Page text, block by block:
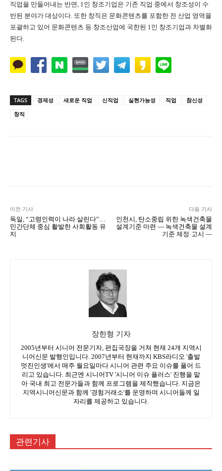
직업을 만들어내는 반면, 1인 창조기업은 기존 직업 중에서 창조성이 수
반된 분야가 대상이다. 또한 창직은 문화콘텐츠를 포함한 전 산업 영역을
포괄하고 있어 문화콘텐츠 등 창조산업에 국한된 1인 창조기업과 차별화
된다.
TAGS 경제성 새로운 직업 신직업 실현가능성 직업
참신성
창직
이전 기사
독일, “고령인력이 나라 살린다”…
민간단체 중심 활발한 사회활동 유
지
다음 기사
인천시, 탄소중립 위한 녹색건축물
설계기준 마련 — 녹색건축물 설계
기준 제정·고시 —
장한형 기자
2005년부터 시니어 전문기자, 편집국장을 거쳐 현재 24개 지역시
니어신문 발행인입니다. 2007년부터 현재까지 KBS라디오 '출발
멋진인생'에서 매주 월요일마다 시니어 관련 주요 이슈를 풀어 드
리고 있습니다. 최근엔 시니어TV '시니어 이슈 플러스' 진행을 맡
아 국내 최고 전문가들과 함께 프로그램을 제작했습니다. 지금은
지역시니어신문과 함께 '경험거래소'를 운영하며 시니어들께 일
자리를 제공하고 있습니다.
관련기사